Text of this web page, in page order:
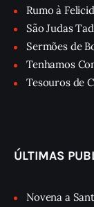
Rumo à
São Judas
Sermões de
Tenhamos
Tesouros de
ÚLTIMAS
Novena a